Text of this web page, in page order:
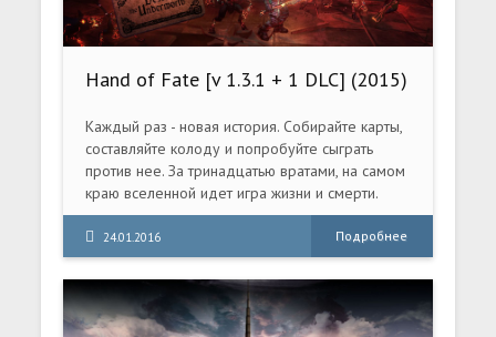
Hand of Fate [v 1.3.1 + 1 DLC] (2015)
PC | RePack от R.G. Механики
Каждый раз - новая история. Собирайте карты,
составляйте колоду и попробуйте сыграть
против нее. За тринадцатью вратами, на самом
краю вселенной идет игра жизни и смерти.
Вытягивайте карты по одной и узнайте свою
судьбу. "Рука судьбы" - это гибрид roguelike,
action-RPG и карточных игр на составление
колоды. Игрок сам собирает колоду из карт.
Эти карты определяют уровни подземелья,
где предстоит действовать персонажу.
24.01.2016 Подробнее